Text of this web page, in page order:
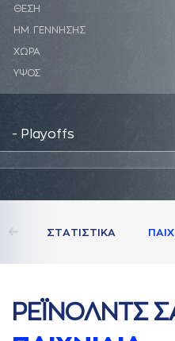
ΘΕΣΗ
ΗΜ. ΓΕΝΝΗΣΗΣ
ΧΩΡΑ
ΥΨΟΣ
- Playoffs
ΣΤAΤΙΣΤΙΚA
ΡΕΪΝΟΛΝΤΣ